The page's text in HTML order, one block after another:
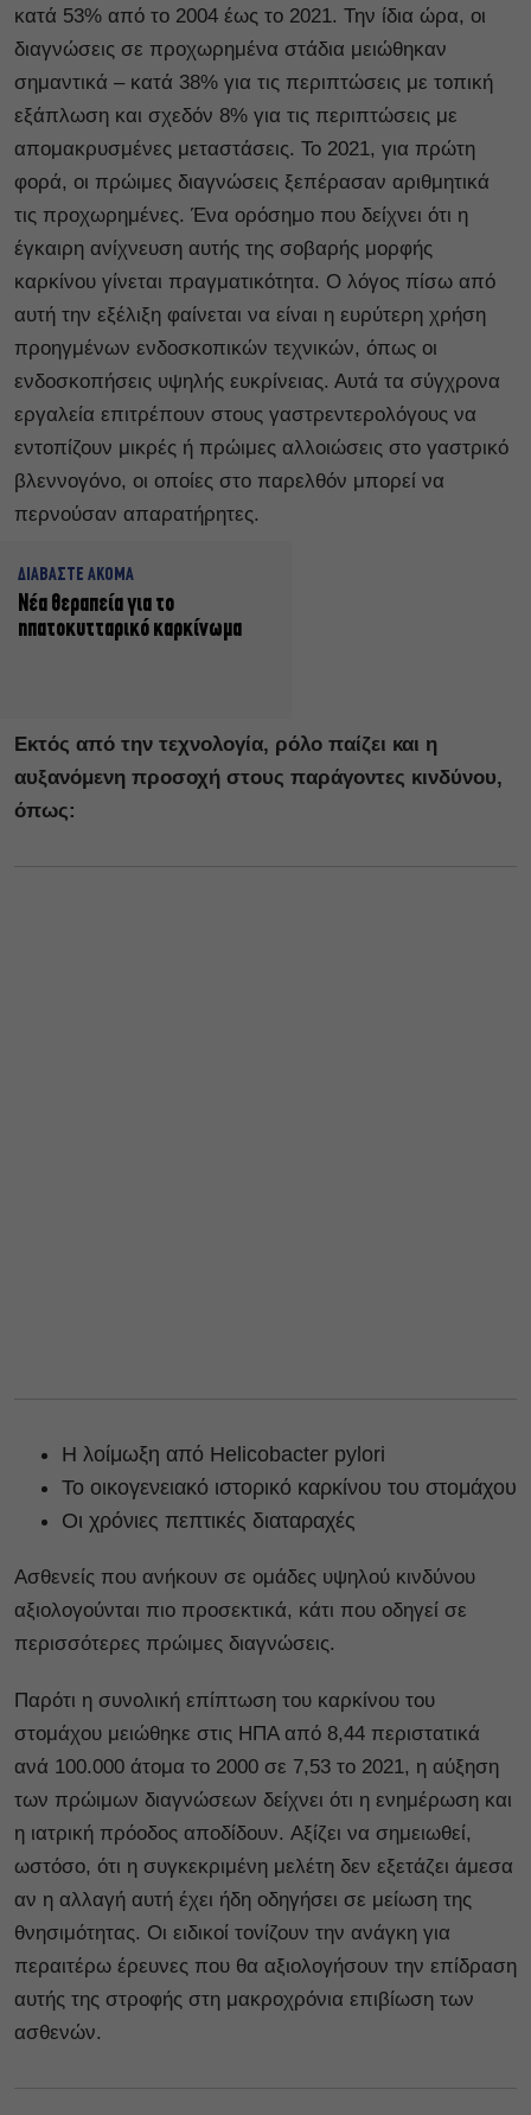
κατά 53% από το 2004 έως το 2021. Την ίδια ώρα, οι
διαγνώσεις σε προχωρημένα στάδια μειώθηκαν
σημαντικά – κατά 38% για τις περιπτώσεις με τοπική
εξάπλωση και σχεδόν 8% για τις περιπτώσεις με
απομακρυσμένες μεταστάσεις. Το 2021, για πρώτη
φορά, οι πρώιμες διαγνώσεις ξεπέρασαν αριθμητικά
τις προχωρημένες. Ένα ορόσημο που δείχνει ότι η
έγκαιρη ανίχνευση αυτής της σοβαρής μορφής
καρκίνου γίνεται πραγματικότητα. Ο λόγος πίσω από
αυτή την εξέλιξη φαίνεται να είναι η ευρύτερη χρήση
προηγμένων ενδοσκοπικών τεχνικών, όπως οι
ενδοσκοπήσεις υψηλής ευκρίνειας. Αυτά τα σύγχρονα
εργαλεία επιτρέπουν στους γαστρεντερολόγους να
εντοπίζουν μικρές ή πρώιμες αλλοιώσεις στο γαστρικό
βλεννογόνο, οι οποίες στο παρελθόν μπορεί να
περνούσαν απαρατήρητες.
ΔΙΑΒΑΣΤΕ ΑΚΟΜΑ
Νέα θεραπεία για το
ηπατοκυτταρικό καρκίνωμα
Εκτός από την τεχνολογία, ρόλο παίζει και η
αυξανόμενη προσοχή στους παράγοντες κινδύνου,
όπως:
Η λοίμωξη από Helicobacter pylori
Το οικογενειακό ιστορικό καρκίνου του στομάχου
Οι χρόνιες πεπτικές διαταραχές
Ασθενείς που ανήκουν σε ομάδες υψηλού κινδύνου
αξιολογούνται πιο προσεκτικά, κάτι που οδηγεί σε
περισσότερες πρώιμες διαγνώσεις.
Παρότι η συνολική επίπτωση του καρκίνου του
στομάχου μειώθηκε στις ΗΠΑ από 8,44 περιστατικά
ανά 100.000 άτομα το 2000 σε 7,53 το 2021, η αύξηση
των πρώιμων διαγνώσεων δείχνει ότι η ενημέρωση και
η ιατρική πρόοδος αποδίδουν. Αξίζει να σημειωθεί,
ωστόσο, ότι η συγκεκριμένη μελέτη δεν εξετάζει άμεσα
αν η αλλαγή αυτή έχει ήδη οδηγήσει σε μείωση της
θνησιμότητας. Οι ειδικοί τονίζουν την ανάγκη για
περαιτέρω έρευνες που θα αξιολογήσουν την επίδραση
αυτής της στροφής στη μακροχρόνια επιβίωση των
ασθενών.